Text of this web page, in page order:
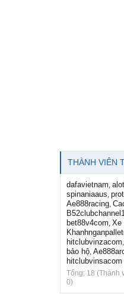
THÀNH VIÊN
dafavietnam
spinaniaaus
Ae888racing
B52clubchannel1
bet88v4com Xe
hitclubvinzacom
bảo hộ
hitclubvinsacom
Tổng: 18 (Thành
0)